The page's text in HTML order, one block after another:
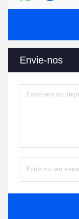
Envie-nos